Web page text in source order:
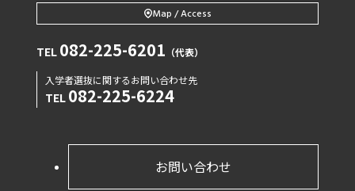
Map / Access
TEL 082-225-6201 （代表）
入学者選抜に関するお問い合わせ先
TEL 082-225-6224
お問い合わせ